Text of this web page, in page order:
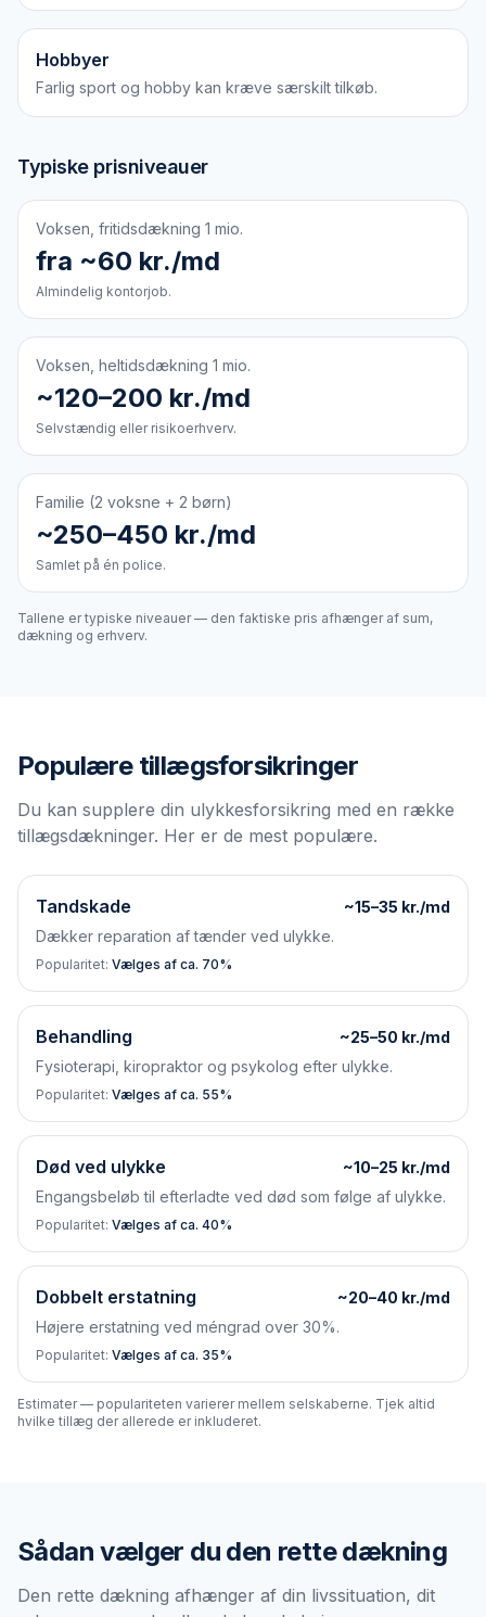
Hobbyer
Farlig sport og hobby kan kræve særskilt tilkøb.
Typiske prisniveauer
Voksen, fritidsdækning 1 mio.
fra ~60 kr./md
Almindelig kontorjob.
Voksen, heltidsdækning 1 mio.
~120–200 kr./md
Selvstændig eller risikoerhverv.
Familie (2 voksne + 2 børn)
~250–450 kr./md
Samlet på én police.
Tallene er typiske niveauer — den faktiske pris afhænger af sum,
dækning og erhverv.
Populære tillægsforsikringer
Du kan supplere din ulykkesforsikring med en række
tillægsdækninger. Her er de mest populære.
Tandskade
~15–35 kr./md
Dækker reparation af tænder ved ulykke.
Popularitet: Vælges af ca. 70%
Behandling
~25–50 kr./md
Fysioterapi, kiropraktor og psykolog efter ulykke.
Popularitet: Vælges af ca. 55%
Død ved ulykke
~10–25 kr./md
Engangsbeløb til efterladte ved død som følge af ulykke.
Popularitet: Vælges af ca. 40%
Dobbelt erstatning
~20–40 kr./md
Højere erstatning ved méngrad over 30%.
Popularitet: Vælges af ca. 35%
Estimater — populariteten varierer mellem selskaberne. Tjek altid
hvilke tillæg der allerede er inkluderet.
Sådan vælger du den rette dækning
Den rette dækning afhænger af din livssituation, dit